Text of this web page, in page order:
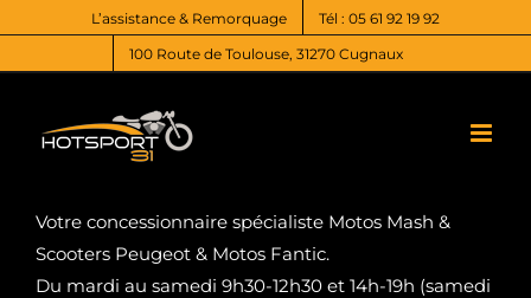
contenu
L’assistance & Remorquage
Tél : 05 61 92 19 92
100 Route de Toulouse, 31270 Cugnaux
Votre concessionnaire spécialiste Motos Mash &
Scooters Peugeot & Motos Fantic.
Du mardi au samedi 9h30-12h30 et 14h-19h (samedi